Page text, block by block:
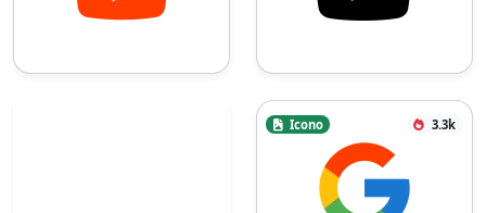
Icono 3.3k